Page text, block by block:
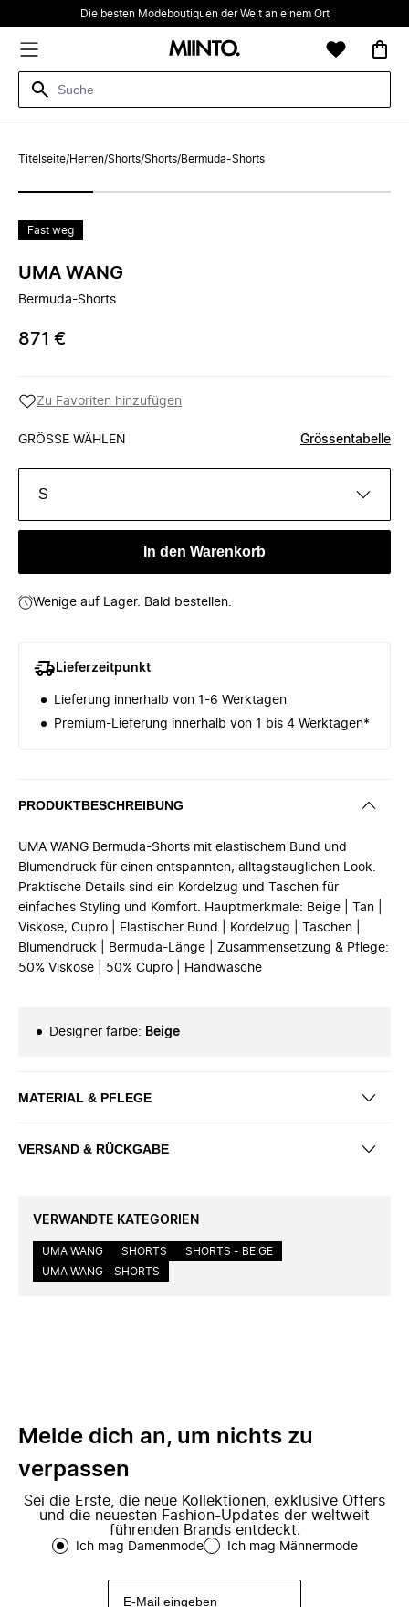
Die besten Modeboutiquen der Welt an einem Ort
Titelseite/Herren/Shorts/Shorts/Bermuda-Shorts
Fast weg
UMA WANG
Bermuda-Shorts
871 €
Zu Favoriten hinzufügen
GRÖSSE WÄHLEN Grössentabelle
S
In den Warenkorb
Wenige auf Lager. Bald bestellen.
Lieferzeitpunkt
Lieferung innerhalb von 1-6 Werktagen
Premium-Lieferung innerhalb von 1 bis 4 Werktagen*
PRODUKTBESCHREIBUNG
UMA WANG Bermuda-Shorts mit elastischem Bund und
Blumendruck für einen entspannten, alltagstauglichen Look.
Praktische Details sind ein Kordelzug und Taschen für
einfaches Styling und Komfort. Hauptmerkmale: Beige | Tan |
Viskose, Cupro | Elastischer Bund | Kordelzug | Taschen |
Blumendruck | Bermuda-Länge | Zusammensetzung & Pflege:
50% Viskose | 50% Cupro | Handwäsche
Designer farbe: Beige
MATERIAL & PFLEGE
VERSAND & RÜCKGABE
VERWANDTE KATEGORIEN
UMA WANG SHORTS
SHORTS - BEIGE
UMA WANG - SHORTS
Melde dich an, um nichts zu
verpassen
Sei die Erste, die neue Kollektionen, exklusive Offers
und die neuesten Fashion-Updates der weltweit
führenden Brands entdeckt.
Ich mag Damenmode Ich mag Männermode